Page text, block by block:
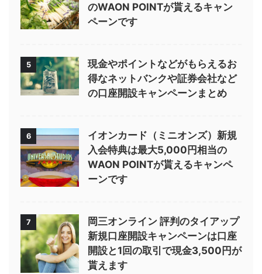
のWAON POINTが貰えるキャン
ペーンです
5
現金やポイントなどがもらえるお
得なネットバンクや証券会社など
の口座開設キャンペーンまとめ
6
イオンカード（ミニオンズ）新規
入会特典は最大5,000円相当の
WAON POINTが貰えるキャンペ
ーンです
7
岡三オンライン 評判のタイアップ
新規口座開設キャンペーンは口座
開設と1回の取引で現金3,500円が
貰えます